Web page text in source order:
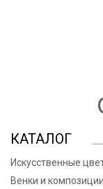
КАТАЛОГ
Искусственные
Венки и композиции